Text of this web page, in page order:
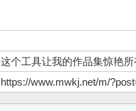
这个工具让我的作品集惊艳所
https://www.mwkj.net/m/